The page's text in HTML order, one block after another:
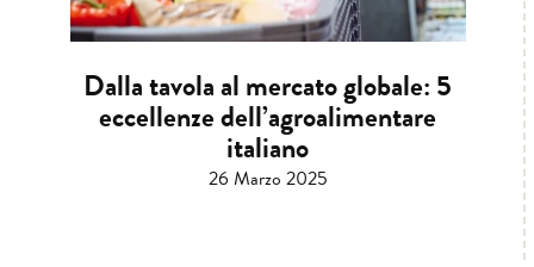
Dalla tavola al mercato globale: 5
eccellenze dell’agroalimentare
italiano
26 Marzo 2025